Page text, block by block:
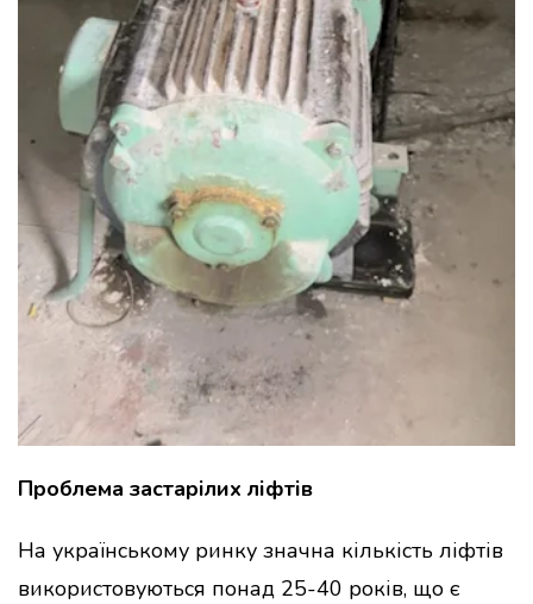
Проблема застарілих ліфтів
На українському ринку значна кількість ліфтів
використовуються понад 25-40 років, що є